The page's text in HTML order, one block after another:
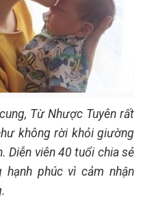
Từ Nhược Tuyên rất
không rời khỏi giường
Diễn viên 40 tuổi chia sẻ
phúc vì cảm nhận